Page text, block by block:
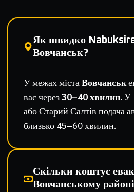
Як швидко Nabuksire
Вовчанськ?
У межах міста Вовчанськ
вас через30–40 хвилин. У
або Старий Салтів подача
близько 45–60 хвилин.
Скільки коштує
Вовчанському